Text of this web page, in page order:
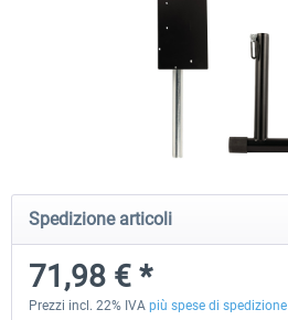
Wheel Stand Pro for Thrustmaster
230,66 € *
Spedizione articoli
71,98 € *
Prezzi incl. 22% IVA più spese di spedizione